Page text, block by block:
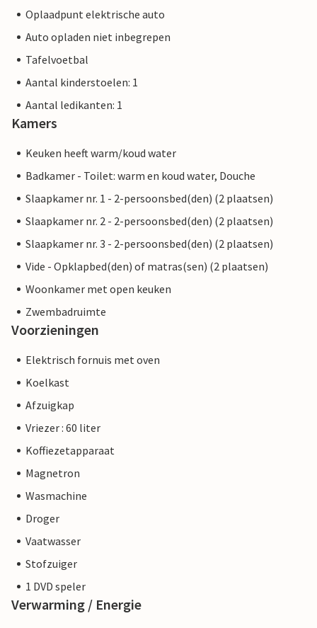
Oplaadpunt elektrische auto
Auto opladen niet inbegrepen
Tafelvoetbal
Aantal kinderstoelen: 1
Aantal ledikanten: 1
Kamers
Keuken heeft warm/koud water
Badkamer - Toilet: warm en koud water, Douche
Slaapkamer nr. 1 - 2-persoonsbed(den) (2 plaatsen)
Slaapkamer nr. 2 - 2-persoonsbed(den) (2 plaatsen)
Slaapkamer nr. 3 - 2-persoonsbed(den) (2 plaatsen)
Vide - Opklapbed(den) of matras(sen) (2 plaatsen)
Woonkamer met open keuken
Zwembadruimte
Voorzieningen
Elektrisch fornuis met oven
Koelkast
Afzuigkap
Vriezer : 60 liter
Koffiezetapparaat
Magnetron
Wasmachine
Droger
Vaatwasser
Stofzuiger
1 DVD speler
Verwarming / Energie